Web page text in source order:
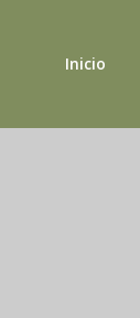
Inicio